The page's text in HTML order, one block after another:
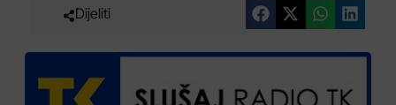
Dijeliti